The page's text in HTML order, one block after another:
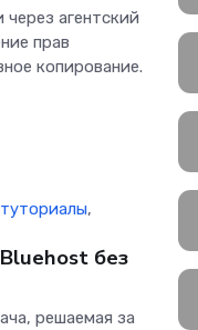
агентский
прав
копирование.
,
без
решаемая за